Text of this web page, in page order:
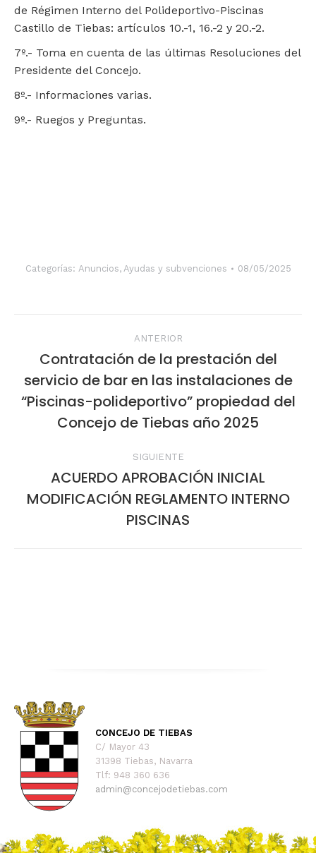
de Régimen Interno del Polideportivo-Piscinas
Castillo de Tiebas: artículos 10.-1, 16.-2 y 20.-2.
7º.- Toma en cuenta de las últimas Resoluciones del
Presidente del Concejo.
8º.- Informaciones varias.
9º.- Ruegos y Preguntas.
Categorías: Anuncios, Ayudas y subvenciones 08/05/2025
Navegación
entre
publicaciones
ANTERIOR
anterior:
Contratación de la prestación del
servicio de bar en las instalaciones de
“Piscinas-polideportivo” propiedad del
Concejo de Tiebas año 2025
SIGUIENTE
Publicación
siguiente:
ACUERDO APROBACIÓN INICIAL
MODIFICACIÓN REGLAMENTO INTERNO
PISCINAS
CONCEJO DE TIEBAS
C/ Mayor 43
31398 Tiebas, Navarra
Tlf: 948 360 636
admin@concejodetiebas.com